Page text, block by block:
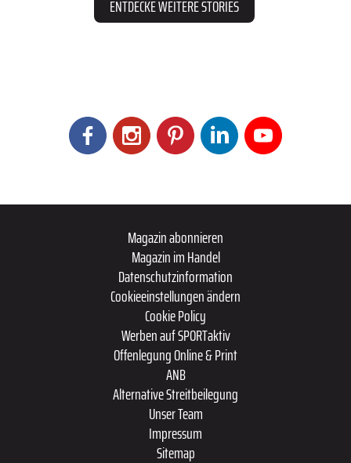
ENTDECKE WEITERE STORIES
Magazin abonnieren
Magazin im Handel
Datenschutzinformation
Cookieeinstellungen ändern
Cookie Policy
Werben auf SPORTaktiv
Offenlegung Online & Print
ANB
Alternative Streitbeilegung
Unser Team
Impressum
Sitemap